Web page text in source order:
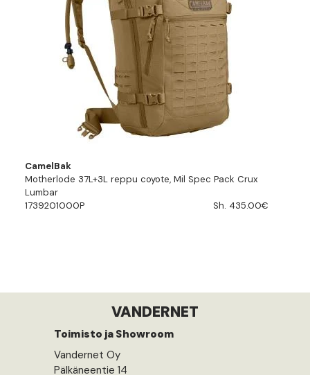
CamelBak
Motherlode 37L+3L reppu coyote, Mil Spec Pack Crux
Lumbar
1739201000P
Sh. 435.00€
VANDERNET
Toimisto ja Showroom
Vandernet Oy
Pälkäneentie 14